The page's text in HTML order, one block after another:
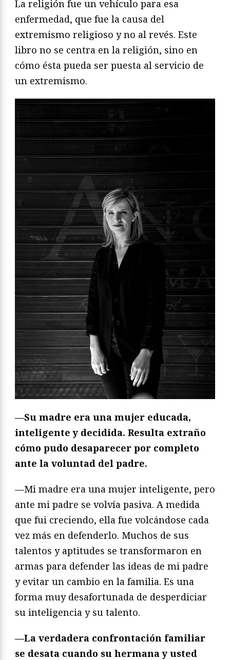
La religión fue un vehículo para esa
enfermedad, que fue la causa del
extremismo religioso y no al revés. Este
libro no se centra en la religión, sino en
cómo ésta pueda ser puesta al servicio de
un extremismo.
—Su madre era una mujer educada,
inteligente y decidida. Resulta extraño
cómo pudo desaparecer por completo
ante la voluntad del padre.
—Mi madre era una mujer inteligente, pero
ante mi padre se volvía pasiva. A medida
que fui creciendo, ella fue volcándose cada
vez más en defenderlo. Muchos de sus
talentos y aptitudes se transformaron en
armas para defender las ideas de mi padre
y evitar un cambio en la familia. Es una
forma muy desafortunada de desperdiciar
su inteligencia y su talento.
—La verdadera confrontación familiar
se desata cuando su hermana y usted